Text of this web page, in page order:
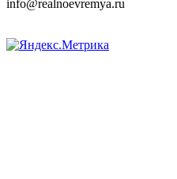
info@realnoevremya.ru